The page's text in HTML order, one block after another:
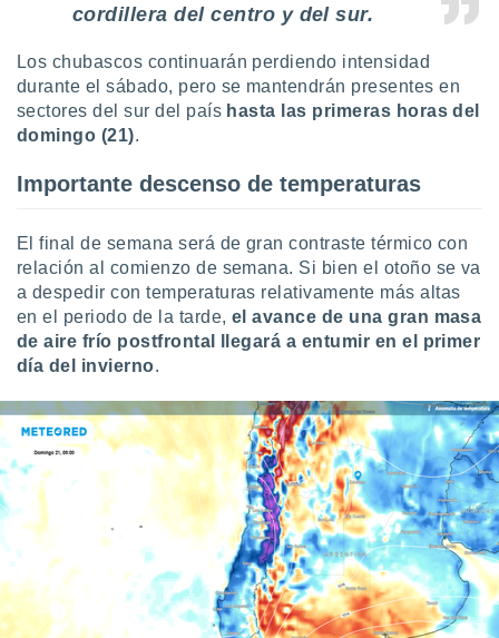
cordillera del centro y del sur.
Los chubascos continuarán perdiendo intensidad
durante el sábado, pero se mantendrán presentes en
sectores del sur del país hasta las primeras horas del
domingo (21).
Importante descenso de temperaturas
El final de semana será de gran contraste térmico con
relación al comienzo de semana. Si bien el otoño se va
a despedir con temperaturas relativamente más altas
en el periodo de la tarde, el avance de una gran masa
de aire frío postfrontal llegará a entumir en el primer
día del invierno.